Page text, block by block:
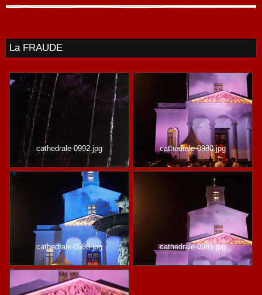
La FRAUDE
cathedrale-0992.jpg cathedrale-0980.jpg
cathedrale-0983.jpg cathedrale-0981.jpg